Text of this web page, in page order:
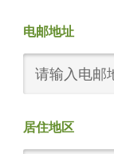
电邮地址
居住地区